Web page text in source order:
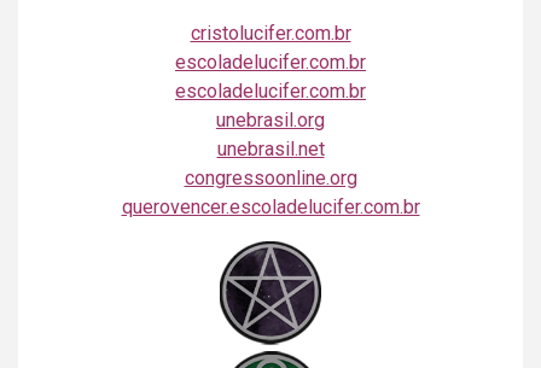
cristolucifer.com.br
escoladelucifer.com.br
escoladelucifer.com.br
unebrasil.org
unebrasil.net
congressoonline.org
querovencer.escoladelucifer.com.br